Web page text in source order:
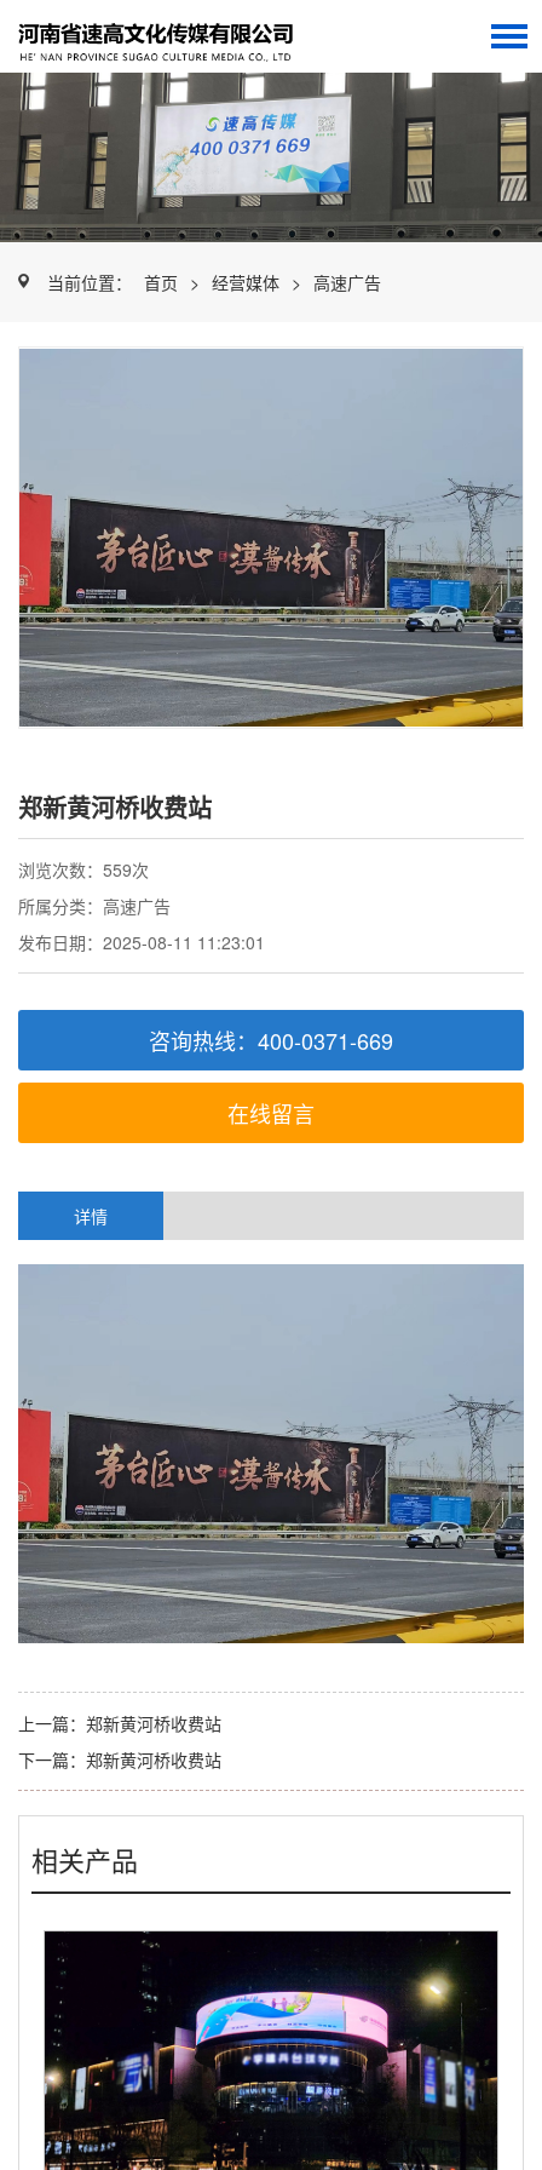
当前位置： 首页 > 经营媒体 > 高速广告
郑新黄河桥收费站
浏览次数：559次
所属分类：高速广告
发布日期：2025-08-11 11:23:01
咨询热线：400-0371-669
在线留言
详情
上一篇： 郑新黄河桥收费站
下一篇： 郑新黄河桥收费站
相关产品